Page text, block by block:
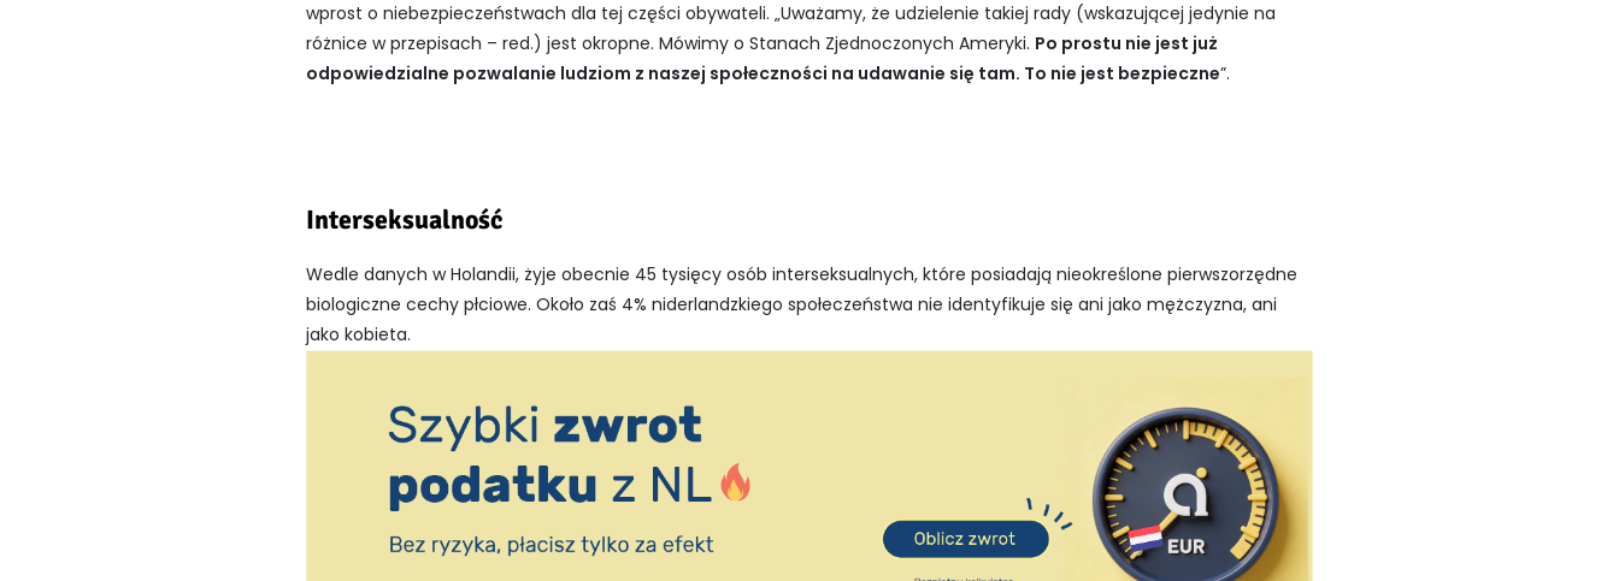
wprost o niebezpieczeństwach dla tej części obywateli. „Uważamy, że udzielenie takiej rady (wskazującej jedynie na
różnice w przepisach – red.) jest okropne. Mówimy o Stanach Zjednoczonych Ameryki. Po prostu nie jest już
odpowiedzialne pozwalanie ludziom z naszej społeczności na udawanie się tam. To nie jest bezpieczne”.
Interseksualność
Wedle danych w Holandii, żyje obecnie 45 tysięcy osób interseksualnych, które posiadają nieokreślone pierwszorzędne
biologiczne cechy płciowe. Około zaś 4% niderlandzkiego społeczeństwa nie identyfikuje się ani jako mężczyzna, ani
jako kobieta.